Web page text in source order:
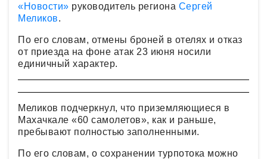
«Новости» руководитель региона Сергей
Меликов.
По его словам, отмены броней в отелях и отказ
от приезда на фоне атак 23 июня носили
единичный характер.
Меликов подчеркнул, что приземляющиеся в
Махачкале «60 самолетов», как и раньше,
пребывают полностью заполненными.
По его словам, о сохранении турпотока можно